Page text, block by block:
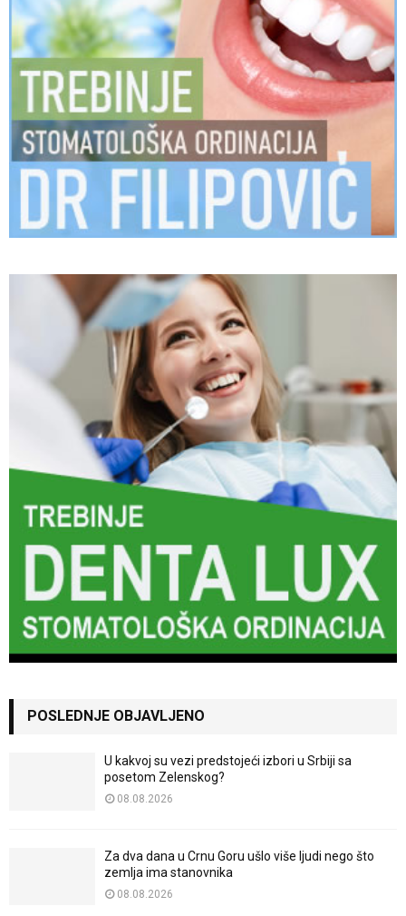
POSLEDNJE OBJAVLJENO
U kakvoj su vezi predstojeći izbori u Srbiji sa
posetom Zelenskog?
08.08.2026
Za dva dana u Crnu Goru ušlo više ljudi nego što
zemlja ima stanovnika
08.08.2026